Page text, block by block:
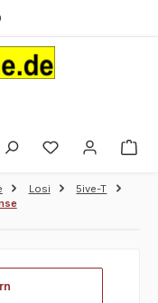
Losi
5ive-T